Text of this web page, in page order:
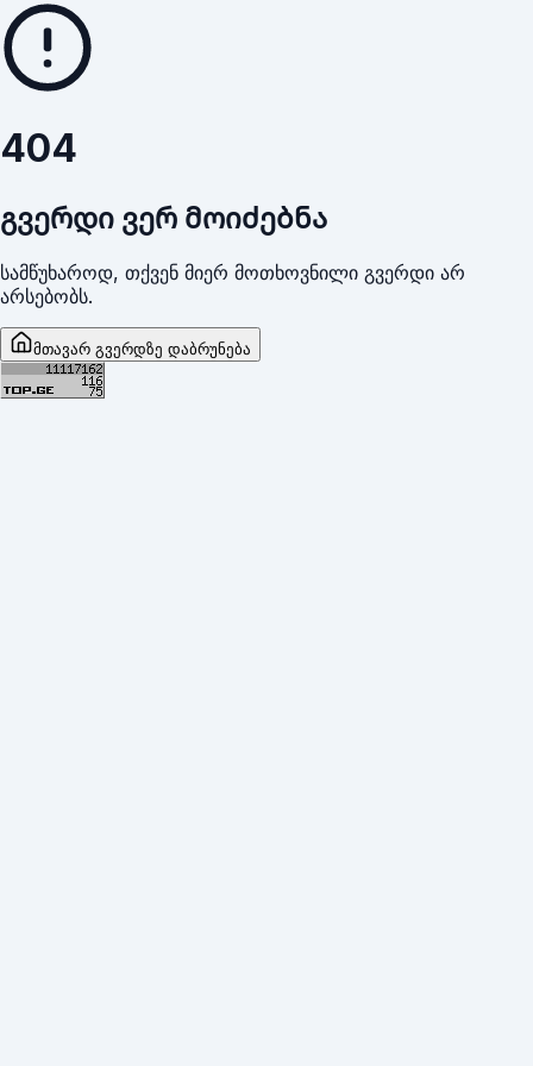
404
გვერდი ვერ მოიძებნა
სამწუხაროდ, თქვენ მიერ მოთხოვნილი გვერდი არ
არსებობს.
მთავარ გვერდზე დაბრუნება